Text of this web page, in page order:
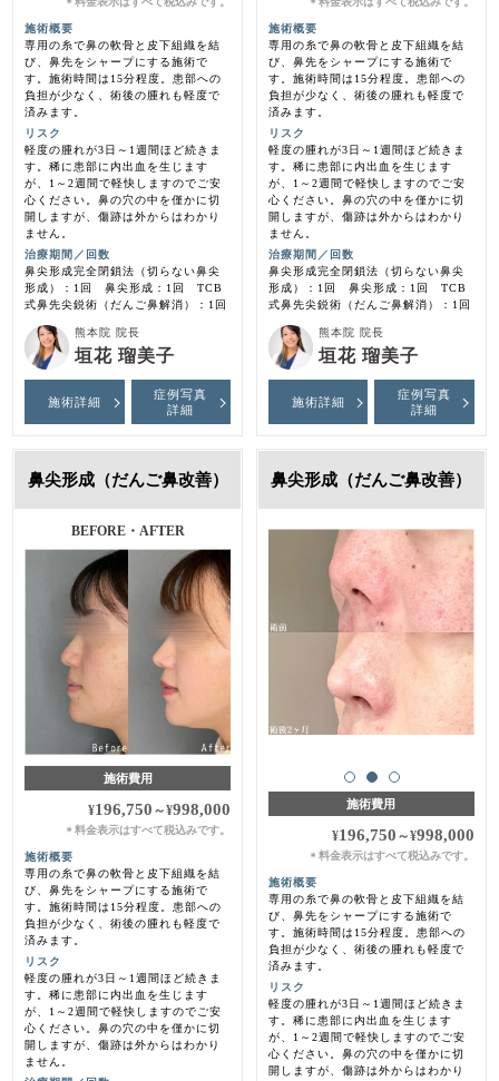
＊
施術概要
専用の糸で鼻の軟骨と皮下組織を結
び、鼻先をシャープにする施術で
す。施術時間は15分程度。患部への
負担が少なく、術後の腫れも軽度で
済みます。
リスク
軽度の腫れが3日～1週間ほど続きま
す。稀に患部に内出血を生じます
が、1～2週間で軽快しますのでご安
心ください。鼻の穴の中を僅かに切
開しますが、傷跡は外からはわかり
ません。
治療期間／回数
鼻尖形成完全閉鎖法（切らない鼻尖
形成）：1回 鼻尖形成：1回 TCB
式鼻先尖鋭術（だんご鼻解消）：1回
熊本院 院長
垣花 瑠美子
施術詳細
症例写真
詳細
＊
施術概要
専用の糸で鼻の軟骨と皮下組織を結
び、鼻先をシャープにする施術で
す。施術時間は15分程度。患部への
負担が少なく、術後の腫れも軽度で
済みます。
リスク
軽度の腫れが3日～1週間ほど続きま
す。稀に患部に内出血を生じます
が、1～2週間で軽快しますのでご安
心ください。鼻の穴の中を僅かに切
開しますが、傷跡は外からはわかり
ません。
治療期間／回数
鼻尖形成完全閉鎖法（切らない鼻尖
形成）：1回 鼻尖形成：1回 TCB
式鼻先尖鋭術（だんご鼻解消）：1回
熊本院 院長
垣花 瑠美子
施術詳細
症例写真
詳細
鼻尖形成（だんご鼻改善）
BEFORE・AFTER
施術費用
¥196,750 ～¥998,000
＊料金表示はすべて税込みです。
施術概要
専用の糸で鼻の軟骨と皮下組織を結
び、鼻先をシャープにする施術で
す。施術時間は15分程度。患部への
負担が少なく、術後の腫れも軽度で
済みます。
リスク
軽度の腫れが3日～1週間ほど続きま
す。稀に患部に内出血を生じます
が、1～2週間で軽快しますのでご安
心ください。鼻の穴の中を僅かに切
開しますが、傷跡は外からはわかり
ません。
鼻尖形成（だんご鼻改善）
施術費用
¥196,750 ～¥998,000
＊ 料金表示はすべて税込みです。
施術概要
専用の糸で鼻の軟骨と皮下組織を結
び、鼻先をシャープにする施術で
す。施術時間は15分程度。患部への
負担が少なく、術後の腫れも軽度で
済みます。
リスク
軽度の腫れが3日～1週間ほど続きま
す。稀に患部に内出血を生じます
が、1～2週間で軽快しますのでご安
心ください。鼻の穴の中を僅かに切
開しますが、傷跡は外からはわかり